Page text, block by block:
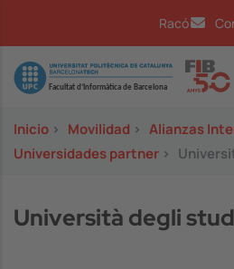
Racó
Image
Inicio > Movilidad > Alianzas
Universidades partner >
Università degli